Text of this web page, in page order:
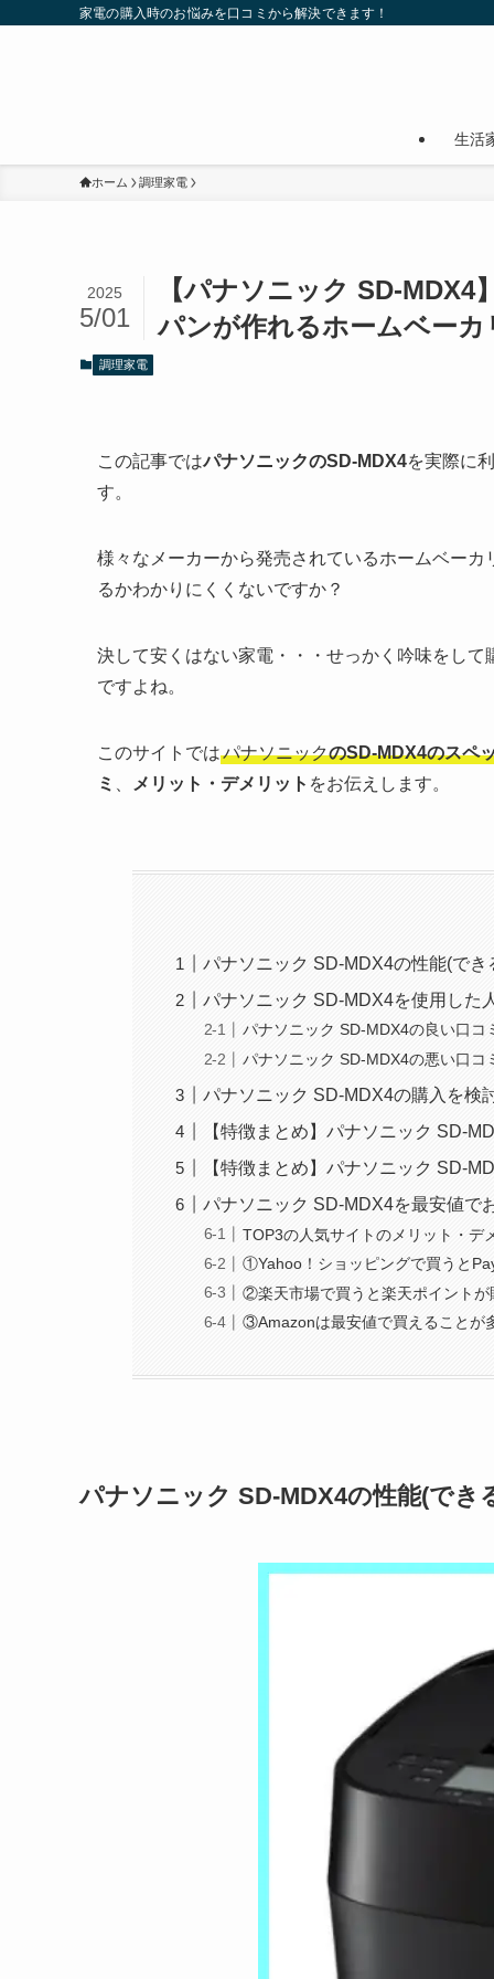
家電の購入時のお悩みを口コミから解決できます！
生活
ホーム 調理家電
【パナソニック SD-
パンが作れるホームベーカ
2025
5/01
調理家電
この記事ではパナソニックのSD-MDX4を実際に
す。
様々なメーカーから発売されているホームベー
るかわかりにくくないですか？
決して安くはない家電・・・せっかく吟味をして
ですよね。
このサイトではパナソニックのSD-MDX4のスペ
ミ
メリット・デメリット をお伝えします。
パナソニック SD-MDX4の性能(でき
パナソニック SD-MDX4を使用した
パナソニック SD-MDX4の良い口コ
パナソニック SD-MDX4の悪い口コ
パナソニック SD-MDX4の購入を検
【特徴まとめ】パナソニック SD-
【特徴まとめ】パナソニック SD-
パナソニック SD-MDX4を最安値で
TOP3の人気サイトのメリット・デ
①Yahoo！ショッピングで買うと
②楽天市場で買うと楽天ポイント
③Amazonは最安値で買えることが
パナソニック SD-MDX4の性能(でき